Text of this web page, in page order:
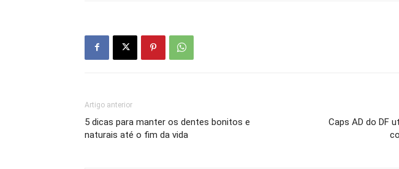
Artigo anterior
5 dicas para manter os dentes bonitos e
naturais até o fim da vida
Caps AD do DF